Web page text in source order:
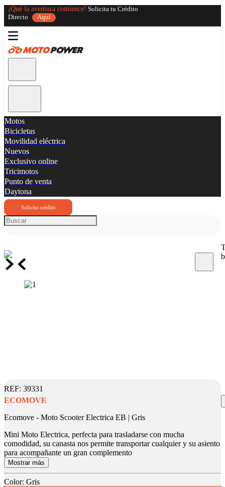
¡Qué la aventura comience! Solicita tu Crédito
Directo
Aquí
Motos
Bicicletas
Movilidad eléctrica
Nuevos
Exclusivo online
Tricimotos
Punto de venta
Daytona
Solicita crédito
Buscar
: 39331
ECOMOVE
Ecomove - Moto Scooter Electrica EB | Gris
Mini Moto Electrica, perfecta para trasladarse con mucha
comodidad, su canasta nos permite transportar cualquier y su asiento
para acompañante un gran complemento
Mostrar más
Color: Gris